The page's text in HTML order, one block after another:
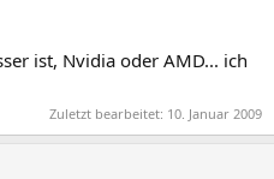
ist, Nvidia oder AMD... ich
Zuletzt bearbeitet: 10. Januar 2009